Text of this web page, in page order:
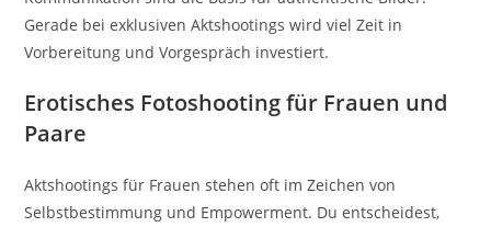
Gerade bei exklusiven Aktshootings wird viel Zeit in
Vorbereitung und Vorgespräch investiert.
Erotisches Fotoshooting für Frauen und
Paare
Aktshootings für Frauen stehen oft im Zeichen von
Selbstbestimmung und Empowerment. Du entscheidest,